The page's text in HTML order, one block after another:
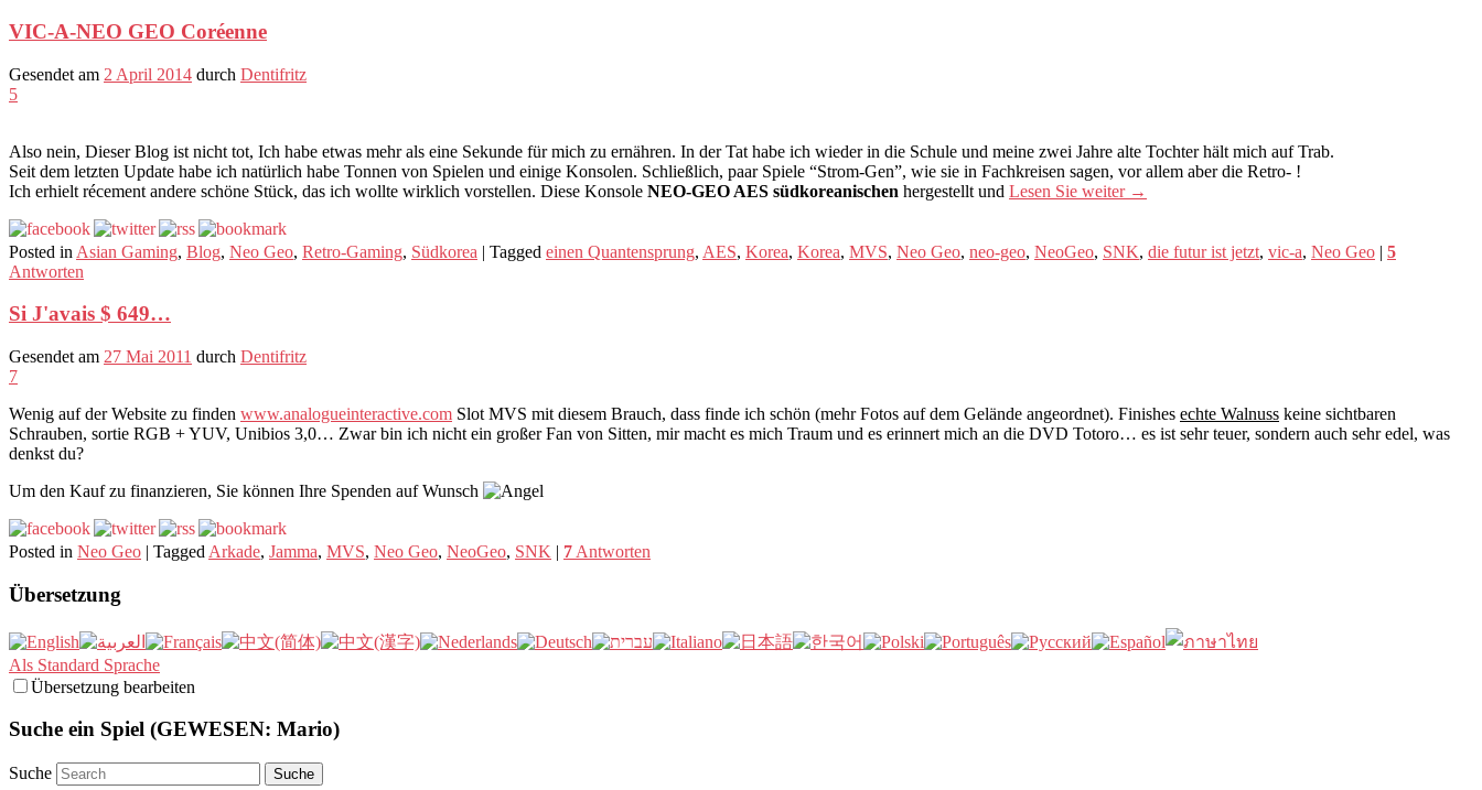
VIC-A-NEO GEO Coréenne
Gesendet am 2 April 2014 durch Dentifritz
5
Also nein, Dieser Blog ist nicht tot, Ich habe etwas mehr als eine Sekunde für mich zu ernähren. In der Tat habe ich wieder in die Schule und meine zwei Jahre alte Tochter hält mich auf Trab.
Seit dem letzten Update habe ich natürlich habe Tonnen von Spielen und einige Konsolen. Schließlich, paar Spiele “Strom-Gen”, wie sie in Fachkreisen sagen, vor allem aber die Retro- !
Ich erhielt récement andere schöne Stück, das ich wollte wirklich vorstellen. Diese Konsole NEO-GEO AES südkoreanischen hergestellt und Lesen Sie weiter →
Posted in Asian Gaming, Blog, Neo Geo, Retro-Gaming, Südkorea | Tagged einen Quantensprung, AES, Korea, Korea, MVS, Neo Geo, neo-geo, NeoGeo, SNK, die futur ist jetzt, vic-a, Neo Geo | 5
Antworten
Si J'avais $ 649…
Gesendet am 27 Mai 2011 durch Dentifritz
7
Wenig auf der Website zu finden www.analogueinteractive.com Slot MVS mit diesem Brauch, dass finde ich schön (mehr Fotos auf dem Gelände angeordnet). Finishes echte Walnuss keine sichtbaren
Schrauben, sortie RGB + YUV, Unibios 3,0… Zwar bin ich nicht ein großer Fan von Sitten, mir macht es mich Traum und es erinnert mich an die DVD Totoro… es ist sehr teuer, sondern auch sehr edel, was
denkst du?
Um den Kauf zu finanzieren, Sie können Ihre Spenden auf Wunsch
Posted in Neo Geo | Tagged Arkade, Jamma, MVS, Neo Geo, NeoGeo, SNK | 7 Antworten
Übersetzung
Als Standard Sprache
Übersetzung bearbeiten
Suche ein Spiel (GEWESEN: Mario)
Suche